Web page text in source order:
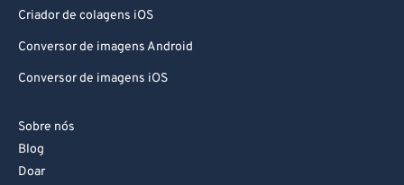
Criador de colagens iOS
Conversor de imagens Android
Conversor de imagens iOS
Sobre nós
Blog
Doar